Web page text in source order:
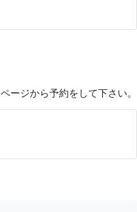
ージから予約をして下さい。